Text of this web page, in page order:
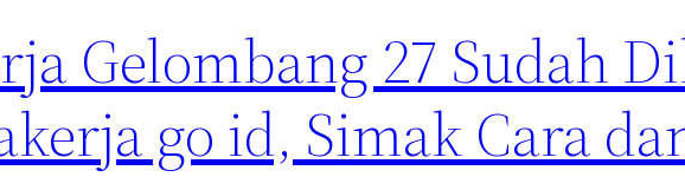
Gelombang 27 Sudah
go id, Simak Cara